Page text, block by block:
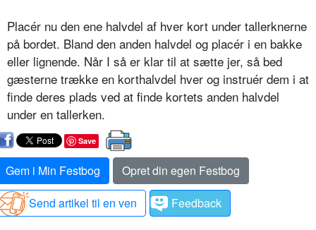
Placér nu den ene halvdel af hver kort under tallerknerne
på bordet. Bland den anden halvdel og placér i en bakke
eller lignende. Når I så er klar til at sætte jer, så bed
gæsterne trække en korthalvdel hver og instruér dem i at
finde deres plads ved at finde kortets anden halvdel
under en tallerken.
Save
Gem i Min Festbog
Opret din egen Festbog
Send artikel til en ven
Feedback